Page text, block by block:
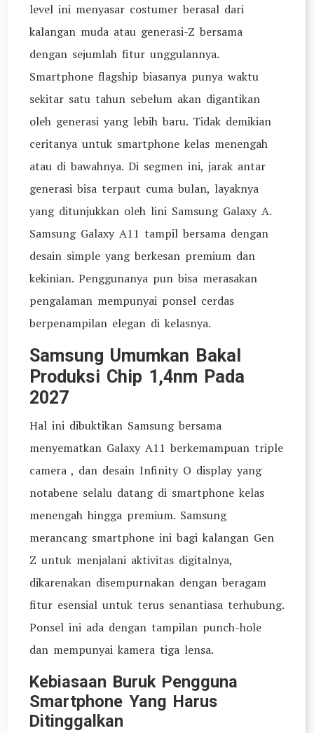
level ini menyasar costumer berasal dari
kalangan muda atau generasi-Z bersama
dengan sejumlah fitur unggulannya.
Smartphone flagship biasanya punya waktu
sekitar satu tahun sebelum akan digantikan
oleh generasi yang lebih baru. Tidak demikian
ceritanya untuk smartphone kelas menengah
atau di bawahnya. Di segmen ini, jarak antar
generasi bisa terpaut cuma bulan, layaknya
yang ditunjukkan oleh lini Samsung Galaxy A.
Samsung Galaxy A11 tampil bersama dengan
desain simple yang berkesan premium dan
kekinian. Penggunanya pun bisa merasakan
pengalaman mempunyai ponsel cerdas
berpenampilan elegan di kelasnya.
Samsung Umumkan Bakal
Produksi Chip 1,4nm Pada
2027
Hal ini dibuktikan Samsung bersama
menyematkan Galaxy A11 berkemampuan triple
camera , dan desain Infinity O display yang
notabene selalu datang di smartphone kelas
menengah hingga premium. Samsung
merancang smartphone ini bagi kalangan Gen
Z untuk menjalani aktivitas digitalnya,
dikarenakan disempurnakan dengan beragam
fitur esensial untuk terus senantiasa terhubung.
Ponsel ini ada dengan tampilan punch-hole
dan mempunyai kamera tiga lensa.
Kebiasaan Buruk Pengguna
Smartphone Yang Harus
Ditinggalkan